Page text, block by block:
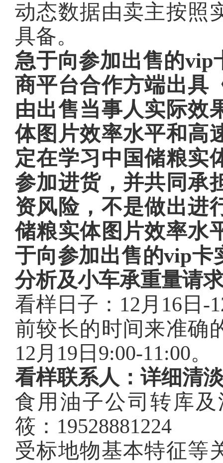
动态数据由卖主按照
具备。
急于向参加出售的vip
商平台合作方端出具
由出售当事人实际效
体图片效率水平和高
定在学习中国储粮实
参加进货，并共同承
资风险，不是做出进
储粮实体图片效率水
于向参加出售的vip卡
分析及小车承重量请
看样日子：12月16日-
前较长的时间来准确
12月19日9:00-11:00。
看样联系人：详细清
食用油子公司转库
筱：19528881224
受标地物基本特征等